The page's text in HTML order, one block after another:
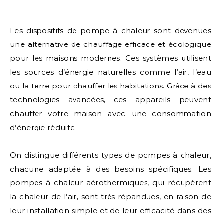
Les dispositifs de pompe à chaleur sont devenues
une alternative de chauffage efficace et écologique
pour les maisons modernes. Ces systèmes utilisent
les sources d’énergie naturelles comme l’air, l’eau
ou la terre pour chauffer les habitations. Grâce à des
technologies avancées, ces appareils peuvent
chauffer votre maison avec une consommation
d’énergie réduite.
On distingue différents types de pompes à chaleur,
chacune adaptée à des besoins spécifiques. Les
pompes à chaleur aérothermiques, qui récupèrent
la chaleur de l’air, sont très répandues, en raison de
leur installation simple et de leur efficacité dans des